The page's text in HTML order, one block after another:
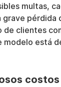
multas,
grave pérdida
de clientes
modelo está
costos